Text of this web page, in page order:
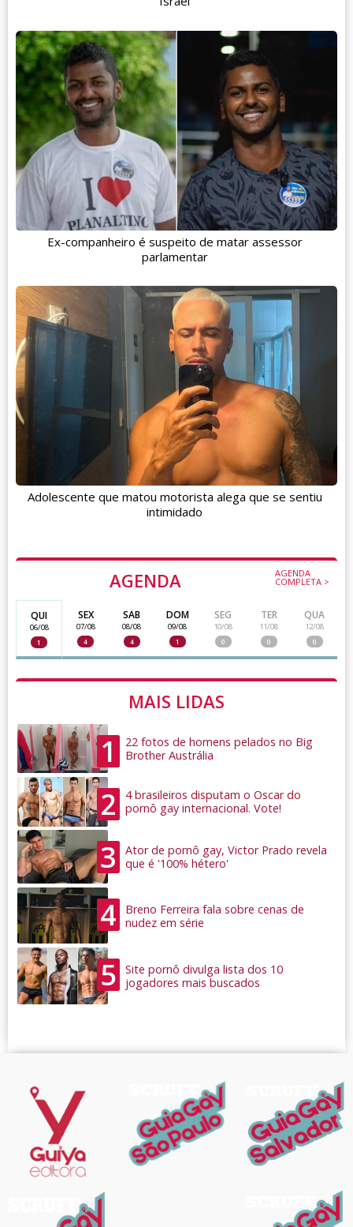
AGENDA AGENDA
COMPLETA >
QUI
06/08
1
SEX
07/08
4
SAB
08/08
4
DOM
09/08
1
SEG
10/08
0
TER
11/08
0
QUA
12/08
0
MAIS LIDAS
1
22 fotos de homens pelados no Big
Brother Austrália
2
4 brasileiros disputam o Oscar do
pornô gay internacional. Vote!
3
Ator de pornô gay, Victor Prado revela
que é '100% hétero'
4
Breno Ferreira fala sobre cenas de
nudez em série
5
Site pornô divulga lista dos 10
jogadores mais buscados
Ex-companheiro é suspeito de matar assessor
parlamentar
Adolescente que matou motorista alega que se sentiu
intimidado